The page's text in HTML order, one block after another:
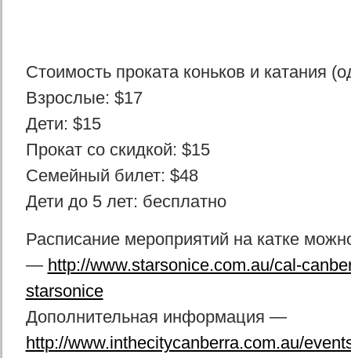
Стоимость проката коньков и катания
Взрослые: $17
Дети: $15
Прокат со скидкой: $15
Семейный билет: $48
Дети до 5 лет: бесплатно
Расписание мероприятий на катке
— http://www.starsonice.com.au/cal-
starsonice
Дополнительная информация —
http://www.inthecitycanberra.com.au/